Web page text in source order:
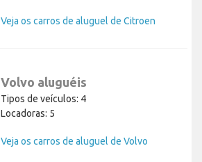
Veja os carros de aluguel de Citroen
Volvo aluguéis
Tipos de veículos: 4
Locadoras: 5
Veja os carros de aluguel de Volvo